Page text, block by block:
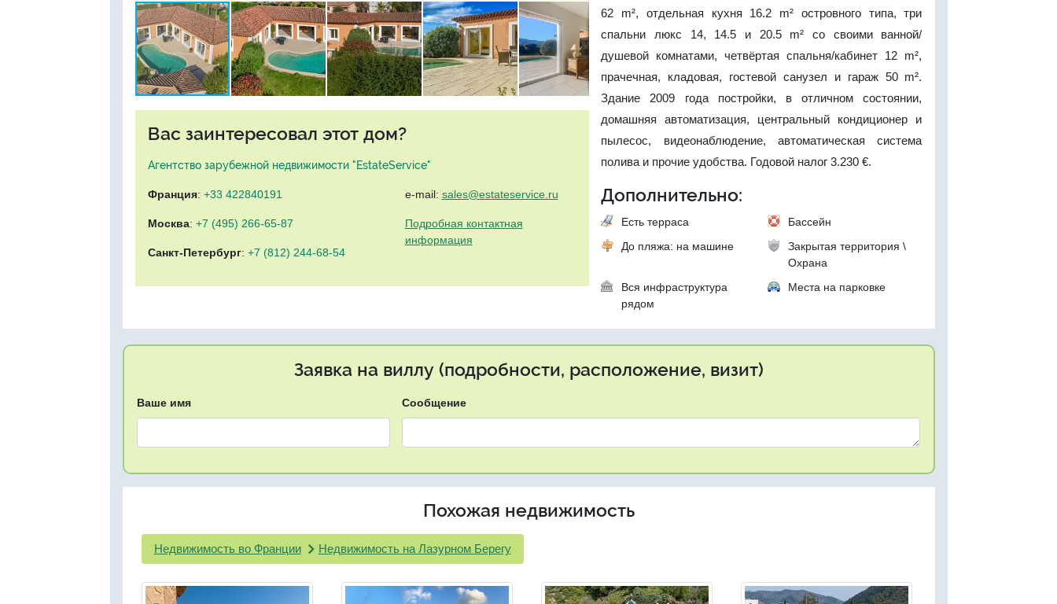
Вас заинтересовал этот дом?
Агентство зарубежной недвижимости "EstateService"
Франция: +33 422840191
Москва: +7 (495) 266-65-87
Санкт-Петербург: +7 (812) 244-68-54
e-mail: sales@estateservice.ru
Подробная контактная
информация
62 m², отдельная кухня 16.2 m² островного типа, три
спальни люкс 14, 14.5 и 20.5 m² со своими ванной/
душевой комнатами, четвёртая спальня/кабинет 12 m²,
прачечная, кладовая, гостевой санузел и гараж 50 m².
Здание 2009 года постройки, в отличном состоянии,
домашняя автоматизация, центральный кондиционер и
пылесос, видеонаблюдение, автоматическая система
полива и прочие удобства. Годовой налог 3.230 €.
Дополнительно:
Есть терраса
Бассейн
До пляжа: на машине
Закрытая территория \
Охрана
Вся инфраструктура
рядом
Места на парковке
Заявка на виллу (подробности, расположение, визит)
Ваше имя Сообщение
Похожая недвижимость
Недвижимость во Франции Недвижимость на Лазурном Берегу